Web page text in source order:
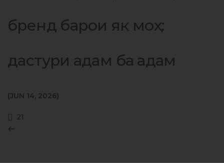
бренд барои як моҳ:
дастури қадам ба қадам
JUN 14, 2026
21